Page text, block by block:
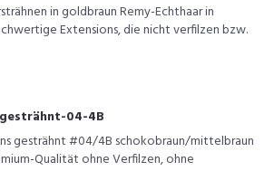
in goldbraun Remy-Echthaar in
Extensions, die nicht verfilzen bzw.
04-4B
gesträhnt #04/4B schokobraun/mittelbraun
Qualität ohne Verfilzen, ohne